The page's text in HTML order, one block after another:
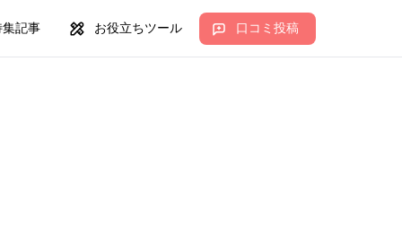
集記事 お役立ちツール 口コミ投稿